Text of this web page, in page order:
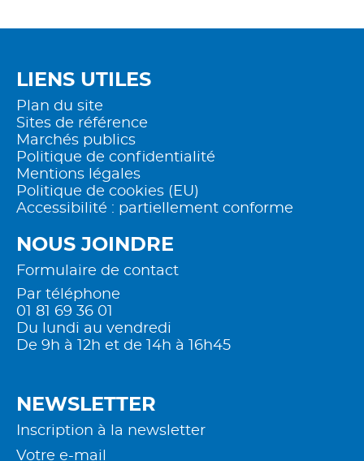
LIENS UTILES
Plan du site
Sites de référence
Marchés publics
Politique de confidentialité
Mentions légales
Politique de cookies (EU)
Accessibilité : partiellement conforme
NOUS JOINDRE
Formulaire de contact
Par téléphone
01 81 69 36 01
Du lundi au vendredi
De 9h à 12h et de 14h à 16h45
NEWSLETTER
Inscription à la newsletter
Votre e-mail